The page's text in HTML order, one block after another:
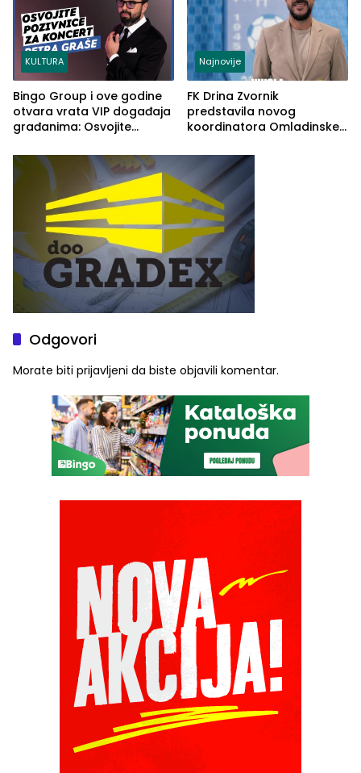
KULTURA
Bingo Group i ove godine
otvara vrata VIP događaja
građanima: Osvojite
Graše
Najnovije
FK Drina Zvornik
predstavila novog
koordinatora Omladinske
Odgovori
Morate biti prijavljeni da biste objavili komentar.